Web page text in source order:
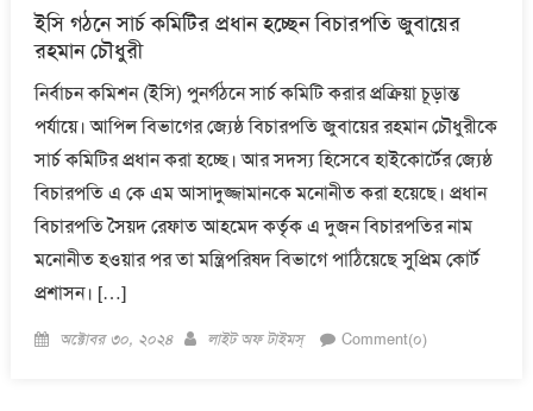
ইসি গঠনে সার্চ কমিটির প্রধান হচ্ছেন বিচারপতি জুবায়ের
রহমান চৌধুরী
নির্বাচন কমিশন (ইসি) পুনর্গঠনে সার্চ কমিটি করার প্রক্রিয়া চূড়ান্ত
পর্যায়ে। আপিল বিভাগের জ্যেষ্ঠ বিচারপতি জুবায়ের রহমান চৌধুরীকে
সার্চ কমিটির প্রধান করা হচ্ছে। আর সদস্য হিসেবে হাইকোর্টের জ্যেষ্ঠ
বিচারপতি এ কে এম আসাদুজ্জামানকে মনোনীত করা হয়েছে। প্রধান
বিচারপতি সৈয়দ রেফাত আহমেদ কর্তৃক এ দুজন বিচারপতির নাম
মনোনীত হওয়ার পর তা মন্ত্রিপরিষদ বিভাগে পাঠিয়েছে সুপ্রিম কোর্ট
প্রশাসন। […]
Posted
অক্টোবর ৩০, ২০২৪ Author
লাইট অফ টাইমস্ Comment(০)